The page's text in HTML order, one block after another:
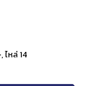
ไหล่ 14